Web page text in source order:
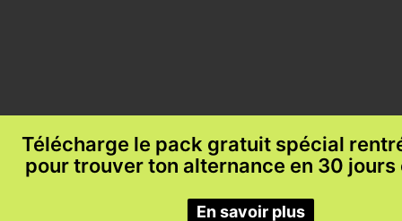
Télécharge le pack gratuit spécial
pour trouver ton alternance en 30 jours
En savoir plus